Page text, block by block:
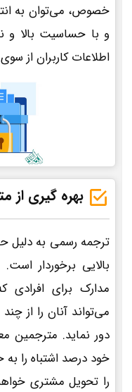
خصوص، می‌توان به
و با حساسیت بالا و
اطلاعات کاربران از
بهره گیری از
ترجمه رسمی به
بالایی برخوردار
مدارک برای افرادی
می‌تواند آنان را از
دور نماید. مترجمین
خود درصد اشتباه را
را تحویل مشتری